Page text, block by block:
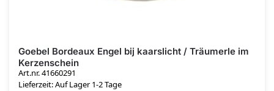
Goebel Bordeaux Engel bij kaarslicht / Träumerle im
Kerzenschein
Art.nr. 41660291
Lieferzeit: Auf Lager 1-2 Tage